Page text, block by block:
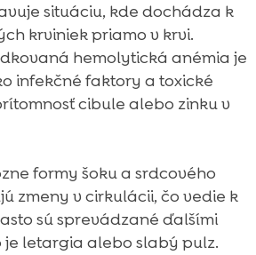
situáciu, kde dochádza k
krviniek priamo v krvi.
hemolytická anémia je
infekčné faktory a toxické
cibule alebo zinku v
formy šoku a srdcového
zmeny v cirkulácii, čo vedie k
sú sprevádzané ďalšími
je letargia alebo slabý pulz.